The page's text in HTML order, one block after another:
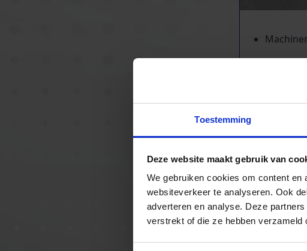
Toestemming
Deze website maakt gebruik van
We gebruiken cookies om content
websiteverkeer te analyseren. Ook
adverteren en analyse. Deze
verstrekt of die ze hebben